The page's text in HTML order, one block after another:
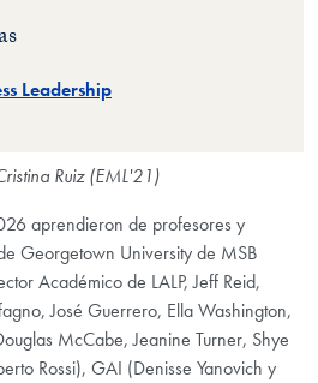
Leadership
Ruiz (EML'21)
aprendieron de profesores y
Georgetown University de MSB
Académico de LALP, Jeff Reid,
José Guerrero, Ella Washington,
McCabe, Jeanine Turner, Shye
Rossi), GAI (Denisse Yanovich y